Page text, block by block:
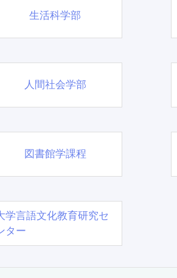
生活科学部
人間社会学部
図書館学課程
学言語文化教育研究セ
ター